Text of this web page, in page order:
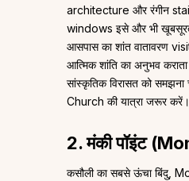
architecture और रंगीन
windows इसे और भी
आसपास का शांत वातावरण
आत्मिक शांति का अनुभव
सांस्कृतिक विरासत को
Church की यात्रा जरूर करें।
2. मंकी पॉइंट
कसौली का सबसे ऊंचा बिंदु,